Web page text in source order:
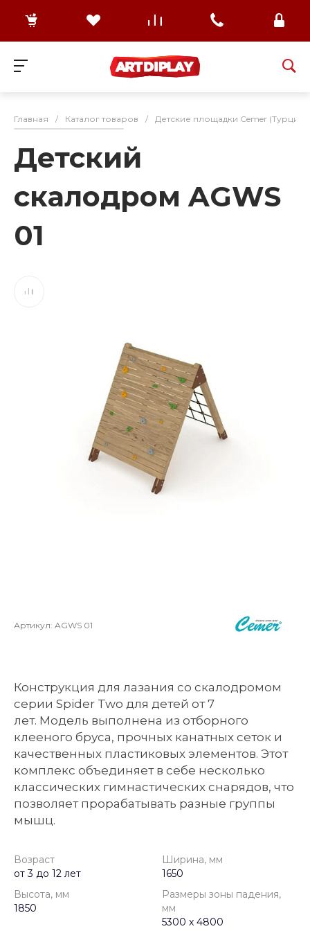
Главная / Каталог товаров / Детские площадки Cemer (Турция)
Детский
скалодром AGWS
01
Артикул: AGWS 01
Конструкция для лазания со скалодромом
серии Spider Two для детей от 7
лет. Модель выполнена из отборного
клееного бруса, прочных канатных сеток и
качественных пластиковых элементов. Этот
комплекс объединяет в себе несколько
классических гимнастических снарядов, что
позволяет прорабатывать разные группы
мышц.
Возраст
от 3 до 12 лет
Ширина, мм
1650
Высота, мм
1850
Размеры зоны падения,
мм
5300 x 4800